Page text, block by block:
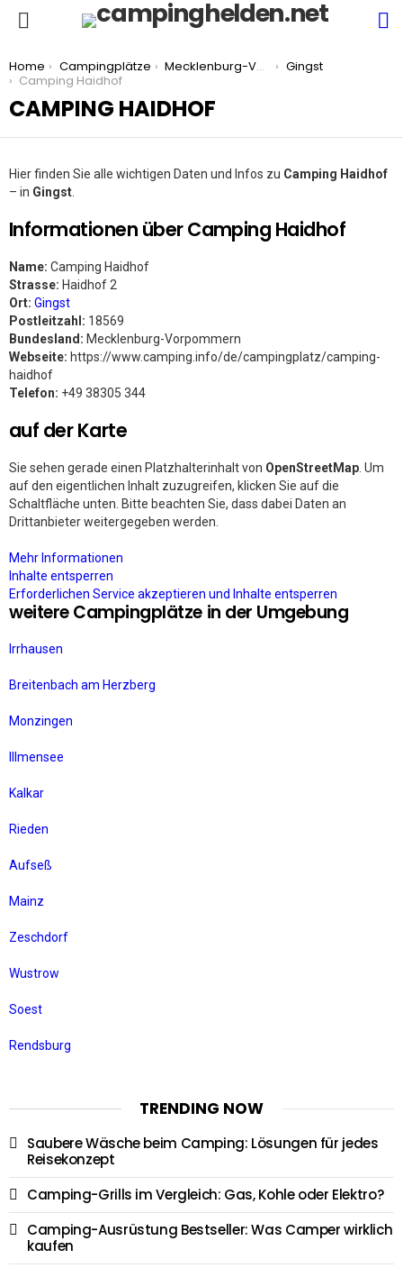
You are here:
Home Campingplätze Mecklenburg-Vorpommern
Gingst
Camping Haidhof
CAMPING HAIDHOF
Hier finden Sie alle wichtigen Daten und Infos zu Camping Haidhof
– in Gingst
Informationen über Camping Haidhof
Name: Camping Haidhof
Strasse: Haidhof 2
Ort: Gingst
Postleitzahl: 18569
Bundesland: Mecklenburg-Vorpommern
Webseite: https://www.camping.info/de/campingplatz/camping-
haidhof
Telefon: +49 38305 344
auf der Karte
Sie sehen gerade einen Platzhalterinhalt von OpenStreetMap . Um
auf den eigentlichen Inhalt zuzugreifen, klicken Sie auf die
Schaltfläche unten. Bitte beachten Sie, dass dabei Daten an
Drittanbieter weitergegeben werden.
Mehr Informationen
Inhalte entsperren
Erforderlichen Service akzeptieren und Inhalte entsperren
weitere Campingplätze in der Umgebung
Irrhausen
Breitenbach am Herzberg
Monzingen
Illmensee
Kalkar
Rieden
Aufseß
Mainz
Zeschdorf
Wustrow
Soest
Rendsburg
TRENDING NOW
Saubere Wäsche beim Camping: Lösungen für jedes
Reisekonzept
Camping-Grills im Vergleich: Gas, Kohle oder Elektro?
Camping-Ausrüstung Bestseller: Was Camper wirklich
kaufen